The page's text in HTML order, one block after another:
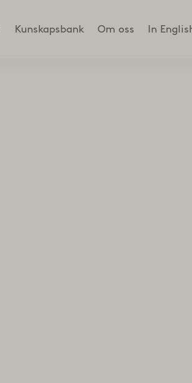
Kunskapsbank Om oss In